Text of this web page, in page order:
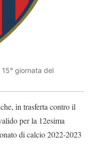
giornata del
che, in trasferta contro il
per la 12esima
di calcio 2022-2023